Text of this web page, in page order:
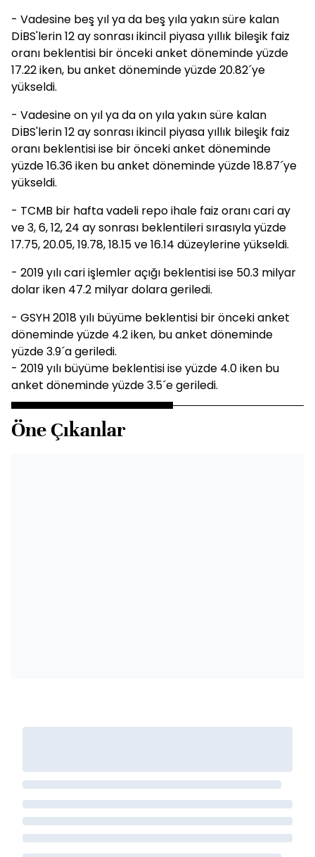
- Vadesine beş yıl ya da beş yıla yakın süre kalan
DİBS'lerin 12 ay sonrası ikincil piyasa yıllık bileşik faiz
oranı beklentisi bir önceki anket döneminde yüzde
17.22 iken, bu anket döneminde yüzde 20.82´ye
yükseldi.
- Vadesine on yıl ya da on yıla yakın süre kalan
DİBS'lerin 12 ay sonrası ikincil piyasa yıllık bileşik faiz
oranı beklentisi ise bir önceki anket döneminde
yüzde 16.36 iken bu anket döneminde yüzde 18.87´ye
yükseldi.
- TCMB bir hafta vadeli repo ihale faiz oranı cari ay
ve 3, 6, 12, 24 ay sonrası beklentileri sırasıyla yüzde
17.75, 20.05, 19.78, 18.15 ve 16.14 düzeylerine yükseldi.
- 2019 yılı cari işlemler açığı beklentisi ise 50.3 milyar
dolar iken 47.2 milyar dolara geriledi.
- GSYH 2018 yılı büyüme beklentisi bir önceki anket
döneminde yüzde 4.2 iken, bu anket döneminde
yüzde 3.9´a geriledi.
- 2019 yılı büyüme beklentisi ise yüzde 4.0 iken bu
anket döneminde yüzde 3.5´e geriledi.
Öne Çıkanlar